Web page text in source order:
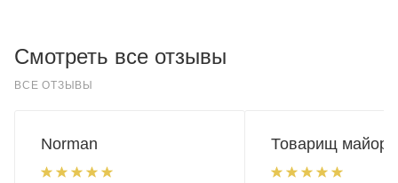
Смотреть все отзывы
ВСЕ ОТЗЫВЫ
Norman Товарищ майор.